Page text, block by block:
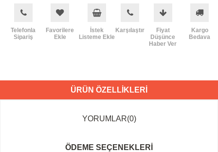
Telefonla
Sipariş
Favorilere
Ekle
İstek
Listeme Ekle
Karşılaştır
Fiyat
Düşünce
Haber Ver
Kargo
Bedava
ÜRÜN ÖZELLIKLERI
YORUMLAR(0)
ÖDEME SEÇENEKLERI